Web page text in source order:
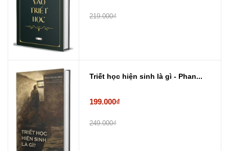
219.000₫
Triết học hiện sinh là gì - Phan...
199.000₫
249.000₫